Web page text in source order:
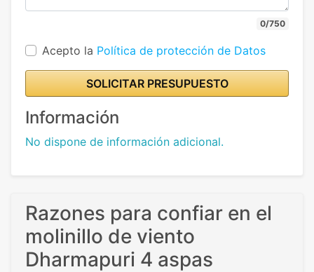
0/750
Acepto la Política de protección de Datos
SOLICITAR PRESUPUESTO
Información
No dispone de información adicional.
Razones para confiar en el
molinillo de viento
Dharmapuri 4 aspas